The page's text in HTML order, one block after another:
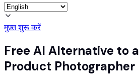
मुफ़्त शुरू करें
Free AI Alternative to a
Product Photographer